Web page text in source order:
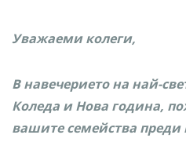
Уважаеми колеги,
В навечерието на най-
Коледа и Нова година,
вашите семейства преди